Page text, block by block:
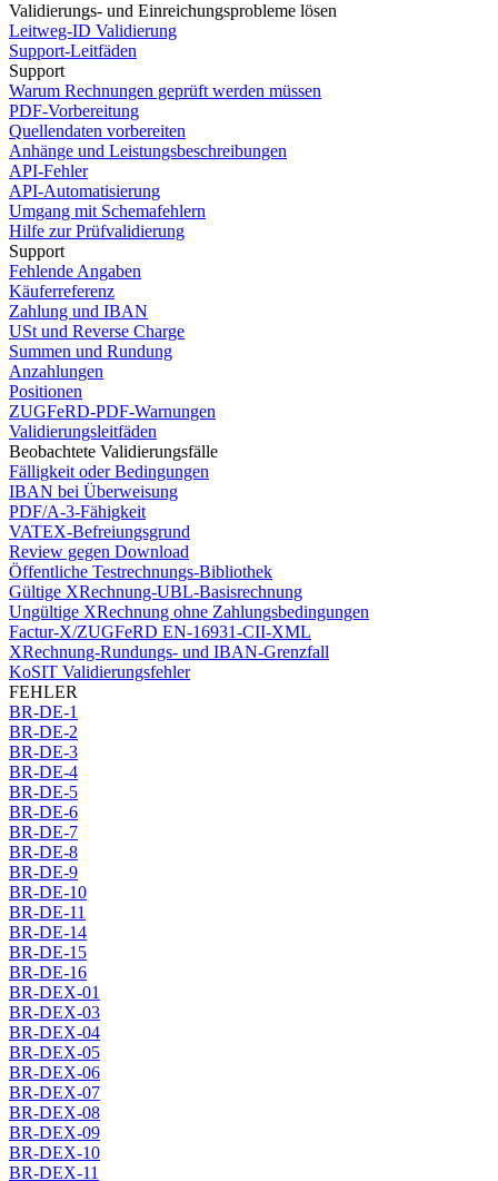
Validierungs- und Einreichungsprobleme lösen
Leitweg-ID Validierung
Support-Leitfäden
Support
Warum Rechnungen geprüft werden müssen
PDF-Vorbereitung
Quellendaten vorbereiten
Anhänge und Leistungsbeschreibungen
API-Fehler
API-Automatisierung
Umgang mit Schemafehlern
Hilfe zur Prüfvalidierung
Support
Fehlende Angaben
Käuferreferenz
Zahlung und IBAN
USt und Reverse Charge
Summen und Rundung
Anzahlungen
Positionen
ZUGFeRD-PDF-Warnungen
Validierungsleitfäden
Beobachtete Validierungsfälle
Fälligkeit oder Bedingungen
IBAN bei Überweisung
PDF/A-3-Fähigkeit
VATEX-Befreiungsgrund
Review gegen Download
Öffentliche Testrechnungs-Bibliothek
Gültige XRechnung-UBL-Basisrechnung
Ungültige XRechnung ohne Zahlungsbedingungen
Factur-X/ZUGFeRD EN-16931-CII-XML
XRechnung-Rundungs- und IBAN-Grenzfall
KoSIT Validierungsfehler
FEHLER
BR-DE-1
BR-DE-2
BR-DE-3
BR-DE-4
BR-DE-5
BR-DE-6
BR-DE-7
BR-DE-8
BR-DE-9
BR-DE-10
BR-DE-11
BR-DE-14
BR-DE-15
BR-DE-16
BR-DEX-01
BR-DEX-03
BR-DEX-04
BR-DEX-05
BR-DEX-06
BR-DEX-07
BR-DEX-08
BR-DEX-09
BR-DEX-10
BR-DEX-11